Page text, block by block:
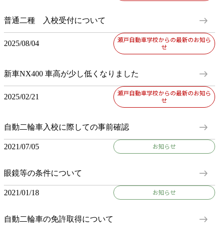
普通二種 入校受付について east
2025/08/04
瀬戸自動車学校からの最新のお知ら
せ
新車NX400 車高が少し低くなりました east
2025/02/21
瀬戸自動車学校からの最新のお知ら
せ
自動二輪車入校に際しての事前確認 east
2021/07/05 お知らせ
眼鏡等の条件について east
2021/01/18 お知らせ
自動二輪車の免許取得について east